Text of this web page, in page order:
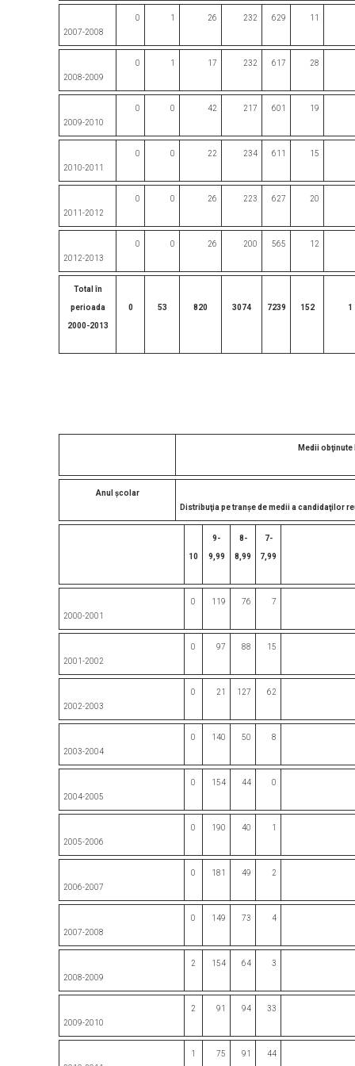
2007-2008
0 1 26 232 629 11
2008-2009
0 1 17 232 617 28
2009-2010
0 0 42 217 601 19
2010-2011
0 0 22 234 611 15
2011-2012
0 0 26 223 627 20
2012-2013
0 0 26 200 565 12
Total în
perioada
2000-2013
0 53 820 3074 7239 152 1
Medii obţinute
Anul şcolar
Distribuţia pe tranşe de medii a candidaţilor
10
9-
9,99
8-
8,99
7-
7,99
2000-2001
0 119 76 7
2001-2002
0 97 88 15
2002-2003
0 21 127 62
2003-2004
0 140 50 8
2004-2005
0 154 44 0
2005-2006
0 190 40 1
2006-2007
0 181 49 2
2007-2008
0 149 73 4
2008-2009
2 154 64 3
2009-2010
2 91 94 33
1 75 91 44